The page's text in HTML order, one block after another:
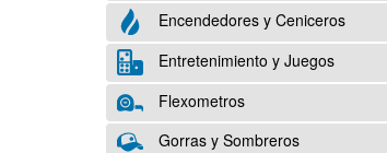
Encendedores y Ceniceros
Entretenimiento y Juegos
Flexometros
Gorras y Sombreros